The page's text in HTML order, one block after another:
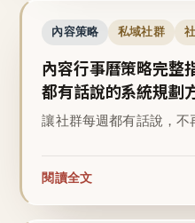
內容策略 私域社群
內容行事曆策略完整
都有話說的系統規劃
讓社群每週都有話說，不
閱讀全文